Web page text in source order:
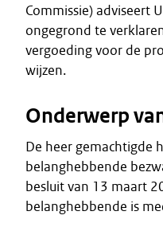
Commissie) adviseert
ongegrond te
vergoeding voor de
wijzen.
Onderwerp
De heer gemachtigde
belanghebbende
besluit van 13 maart
belanghebbende is